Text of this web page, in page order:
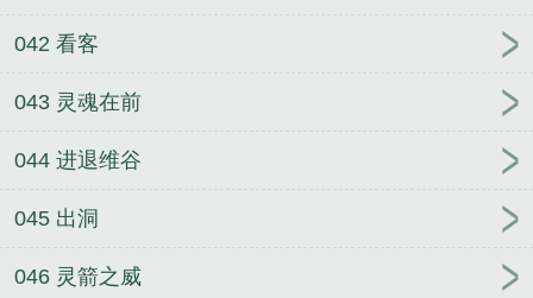
042 看客
043 灵魂在前
044 进退维谷
045 出洞
046 灵箭之威